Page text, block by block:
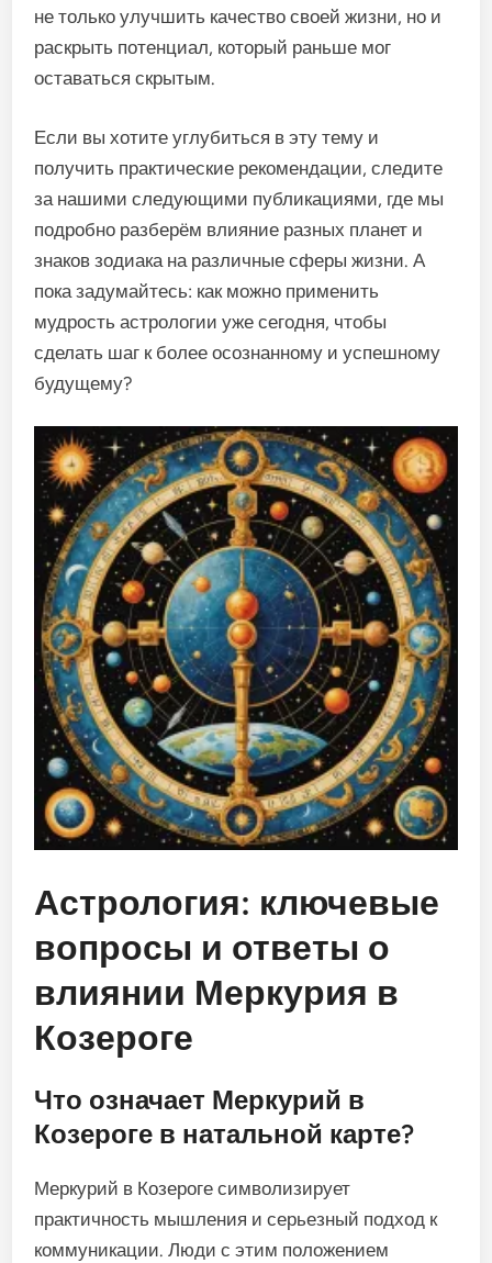
не только улучшить качество своей жизни, но и
раскрыть потенциал, который раньше мог
оставаться скрытым.
Если вы хотите углубиться в эту тему и
получить практические рекомендации, следите
за нашими следующими публикациями, где мы
подробно разберём влияние разных планет и
знаков зодиака на различные сферы жизни. А
пока задумайтесь: как можно применить
мудрость астрологии уже сегодня, чтобы
сделать шаг к более осознанному и успешному
будущему?
Астрология: ключевые
вопросы и ответы о
влиянии Меркурия в
Козероге
Что означает Меркурий в
Козероге в натальной карте?
Меркурий в Козероге символизирует
практичность мышления и серьезный подход к
коммуникации. Люди с этим положением